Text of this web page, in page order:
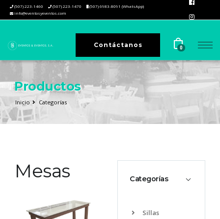
(507) 223-1460 (507) 223-1470
(507) 6983-8091 (WhatsApp)
info@eventosyeventos.com
Contáctanos 0
Productos
Inicio Categorías
Mesas Categorías
Sillas